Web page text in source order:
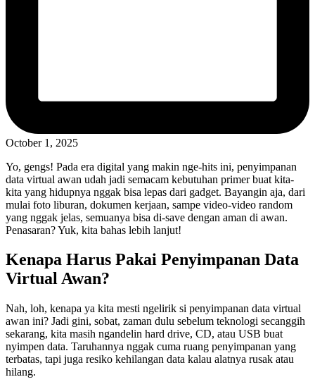
October 1, 2025
Yo, gengs! Pada era digital yang makin nge-hits ini, penyimpanan
data virtual awan udah jadi semacam kebutuhan primer buat kita-
kita yang hidupnya nggak bisa lepas dari gadget. Bayangin aja, dari
mulai foto liburan, dokumen kerjaan, sampe video-video random
yang nggak jelas, semuanya bisa di-save dengan aman di awan.
Penasaran? Yuk, kita bahas lebih lanjut!
Kenapa Harus Pakai Penyimpanan Data
Virtual Awan?
Nah, loh, kenapa ya kita mesti ngelirik si penyimpanan data virtual
awan ini? Jadi gini, sobat, zaman dulu sebelum teknologi secanggih
sekarang, kita masih ngandelin hard drive, CD, atau USB buat
nyimpen data. Taruhannya nggak cuma ruang penyimpanan yang
terbatas, tapi juga resiko kehilangan data kalau alatnya rusak atau
hilang.